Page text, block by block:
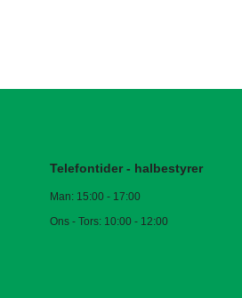
Telefontider - halbestyrer
Man: 15:00 - 17:00
Ons - Tors: 10:00 - 12:00